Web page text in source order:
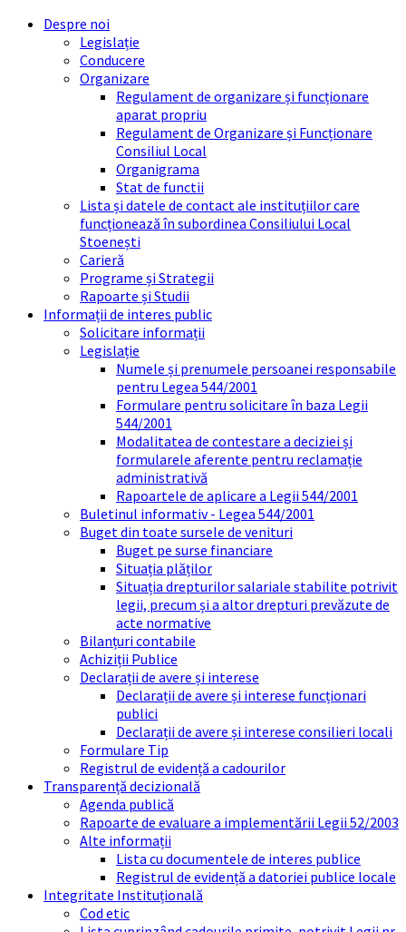
Skip
Skip
Skip
Skip
Despre noi
Legislație
Conducere
Organizare
Regulament de organizare și funcționare
aparat propriu
Regulament de Organizare și Funcționare
Consiliul Local
Organigrama
Stat de functii
Lista și datele de contact ale instituțiilor care
funcționează în subordinea Consiliului Local
Stoenești
Carieră
Programe și Strategii
Rapoarte și Studii
Informații de interes public
Solicitare informații
Legislație
Numele și prenumele persoanei responsabile
pentru Legea 544/2001
Formulare pentru solicitare în baza Legii
544/2001
Modalitatea de contestare a deciziei și
formularele aferente pentru reclamație
administrativă
Rapoartele de aplicare a Legii 544/2001
Buletinul informativ - Legea 544/2001
Buget din toate sursele de venituri
Buget pe surse financiare
Situația plăților
Situația drepturilor salariale stabilite potrivit
legii, precum și a altor drepturi prevăzute de
acte normative
Bilanțuri contabile
Achiziții Publice
Declarații de avere și interese
Declarații de avere și interese funcționari
publici
Declarații de avere și interese consilieri locali
Formulare Tip
Registrul de evidență a cadourilor
Transparență decizională
Agenda publică
Rapoarte de evaluare a implementării Legii 52/2003
Alte informații
Lista cu documentele de interes publice
Registrul de evidență a datoriei publice locale
Integritate Instituțională
Cod etic